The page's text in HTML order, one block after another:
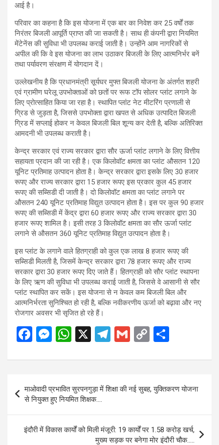
आई है।
परिवार का कहना है कि इस योजना में एक बार का निवेश कर 25 वर्षों तक
निरंतर बिजली आपूर्ति प्राप्त की जा सकती है। साथ ही कंपनी द्वारा नियमित
मेंटेनेंस की सुविधा भी उपलब्ध कराई जाती है। उन्होंने आम नागरिकों से
अपील की कि वे इस योजना का लाभ उठाकर बिजली के लिए आत्मनिर्भर बनें
तथा पर्यावरण संरक्षण में योगदान दें।
उल्लेखनीय है कि प्रधानमंत्री सूर्यघर मुफ्त बिजली योजना के अंतर्गत शहरी
एवं ग्रामीण घरेलू उपभोक्ताओं को छतों पर रूफ टॉप सोलर प्लांट लगाने के
लिए प्रोत्साहित किया जा रहा है। स्थापित प्लांट नेट मीटरिंग प्रणाली से
ग्रिड से जुड़ता है, जिससे उपभोक्ता द्वारा खपत से अधिक उत्पादित बिजली
ग्रिड में सप्लाई होकर न केवल बिजली बिल शून्य कर देती है, बल्कि अतिरिक्त
आमदनी भी उपलब्ध कराती है।
केन्द्र सरकार एवं राज्य सरकार द्वारा सौर ऊर्जा प्लांट लगाने के लिए वित्तीय
सहायता प्रदान की जा रही है। एक किलोवॉट क्षमता का प्लांट औसतन 120
यूनिट प्रतिमाह उत्पादन होता है। केन्द्र सरकार द्वारा इसके लिए 30 हजार
रूपए और राज्य सरकार द्वारा 15 हजार रूपए इस प्रकार कुल 45 हजार
रूपए की सब्सिडी दी जाती है। दो किलोवॉट क्षमता का प्लांट लगाने पर
औसतन 240 यूनिट प्रतिमाह विद्युत उत्पादन होता है। इस पर कुल 90 हजार
रूपए की सब्सिडी में केंद्र द्वारा 60 हजार रूपए और राज्य सरकार द्वारा 30
हजार रूपए शामिल है। इसी तरह 3 किलोवॉट क्षमता का सौर ऊर्जा प्लांट
लगाने से औसतन 360 यूनिट प्रतिमाह विद्युत उत्पादन होता है।
इस प्लांट के लगाने वाले हितग्राही को कुल एक लाख 8 हजार रूपए की
सब्सिडी मिलती है, जिसमें केन्द्र सरकार द्वारा 78 हजार रूपए और राज्य
सरकार द्वारा 30 हजार रूपए दिए जाते हैं। हितग्राही को सौर प्लांट स्थापना
के लिए ऋण की सुविधा भी उपलब्ध कराई जाती है, जिससे वे आसानी से सौर
प्लांट स्थापित कर सकें। इस योजना से न केवल कम बिजली बिल और
आत्मनिर्भरता सुनिश्चित हो रही है, बल्कि नवीकरणीय ऊर्जा को बढ़ावा और नए
रोजगार अवसर भी सृजित हो रहे हैं।
F
ce
b
o
o
k
M
se
g
er
W
at
A
p
p
X
T
e
gr
a
m
G
ail
C
py
Li
n
k
ar
navigation
माओवादी प्रभावित सुरपनगुड़ा में शिक्षा की नई सुबह, युक्तिकरण योजना
से नियुक्त हुए नियमित शिक्षक….
इंदौरी में विकास कार्यों को मिली मंजूरी: 19 कार्यों पर 1.58 करोड़ खर्च,
मुख्य सड़क पर बनेगा मोर इंदौरी चौक…..